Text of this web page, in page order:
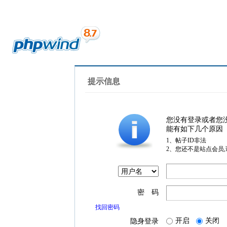
提示信息
您没有登录或者您
能有如下几个原因
1、帖子ID非法
2、您还不是站点会员
密 码
找回密码
隐身登录 开启 关闭